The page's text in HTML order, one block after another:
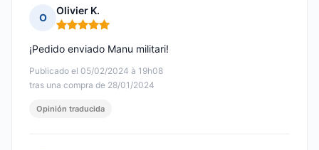
O
Olivier K.
Nota: 5 de 5
Publicado el 05/02/2024 à 19h08
tras una compra de 28/01/2024
¡Pedido enviado Manu militari!
Opinión traducida